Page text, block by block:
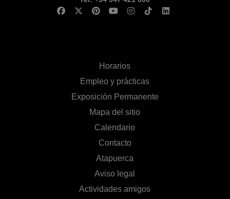
Horarios
Empleo y prácticas
Exposición Permanente
Mapa del sitio
Calendario
Contacto
Atapuerca
Aviso legal
Actividades amigos